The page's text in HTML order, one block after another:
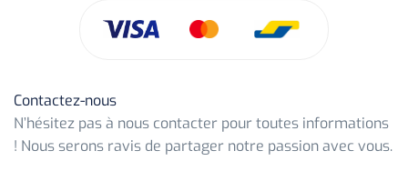
Contactez-nous
N’hésitez pas à nous contacter pour toutes informations
! Nous serons ravis de partager notre passion avec vous.